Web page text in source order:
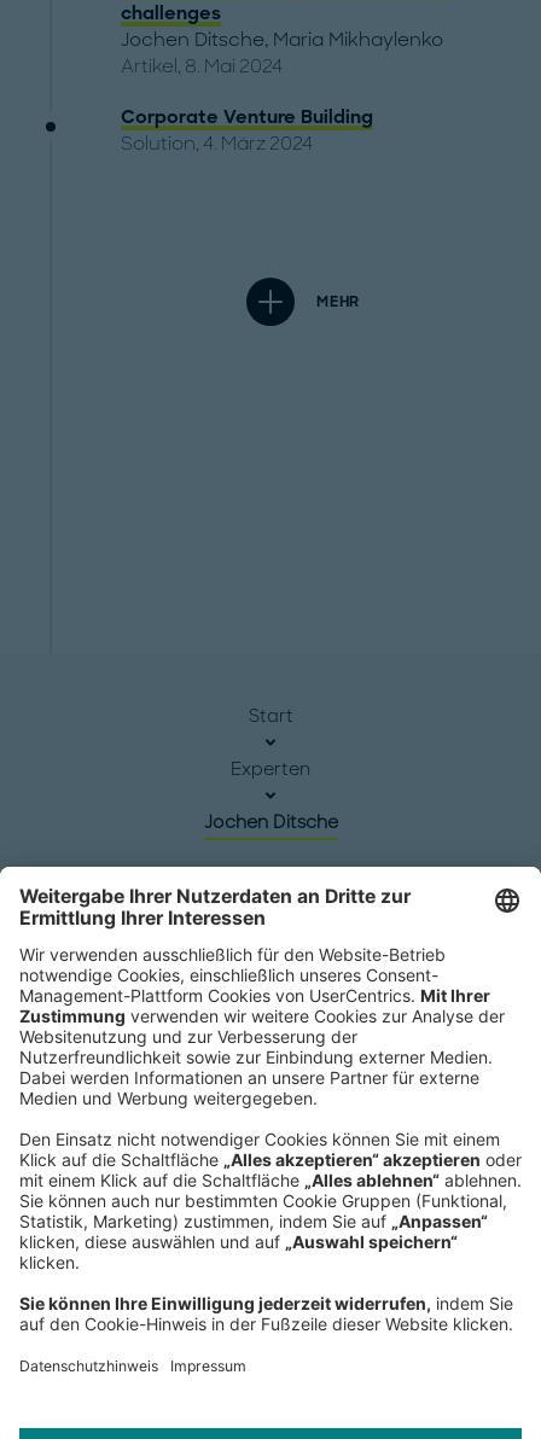
challenges
Jochen Ditsche, Maria Mikhaylenko
Artikel, 8. Mai 2024
Corporate Venture Building
Solution, 4. März 2024
MEHR
Start
Experten
Jochen Ditsche
Hauptsitz
Roland Berger GmbH
Sederanger 1
80538 München
Deutschland
Fax:
+49 89 9230-8202
Mail:
Senden Sie eine Nachricht
NEWSROOM
IMPRESSUM
HILFE
DATENSCHUTZ